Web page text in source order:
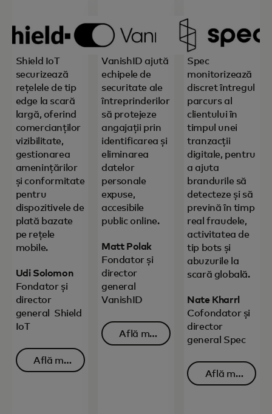
Shield IoT
securizează
rețelele de tip
edge la scară
largă, oferind
comercianților
vizibilitate,
gestionarea
amenințărilor
și conformitate
pentru
dispozitivele de
plată bazate
pe rețele
mobile.
Udi Solomon
Fondator și
director
general Shield
IoT
Află mai
VanishID ajută
echipele de
securitate ale
întreprinderilor
să protejeze
angajații prin
identificarea și
eliminarea
datelor
personale
expuse,
accesibile
public online.
Matt Polak
Fondator și
director
general
VanishID
Află mai
Spec
monitorizează
discret întregul
parcurs al
clientului în
timpul unei
tranzacții
digitale, pentru
a ajuta
brandurile să
detecteze și să
prevină în timp
real fraudele,
activitatea de
tip bots și
abuzurile la
scară globală.
Nate Kharrl
Cofondator și
director
general Spec
Află mai